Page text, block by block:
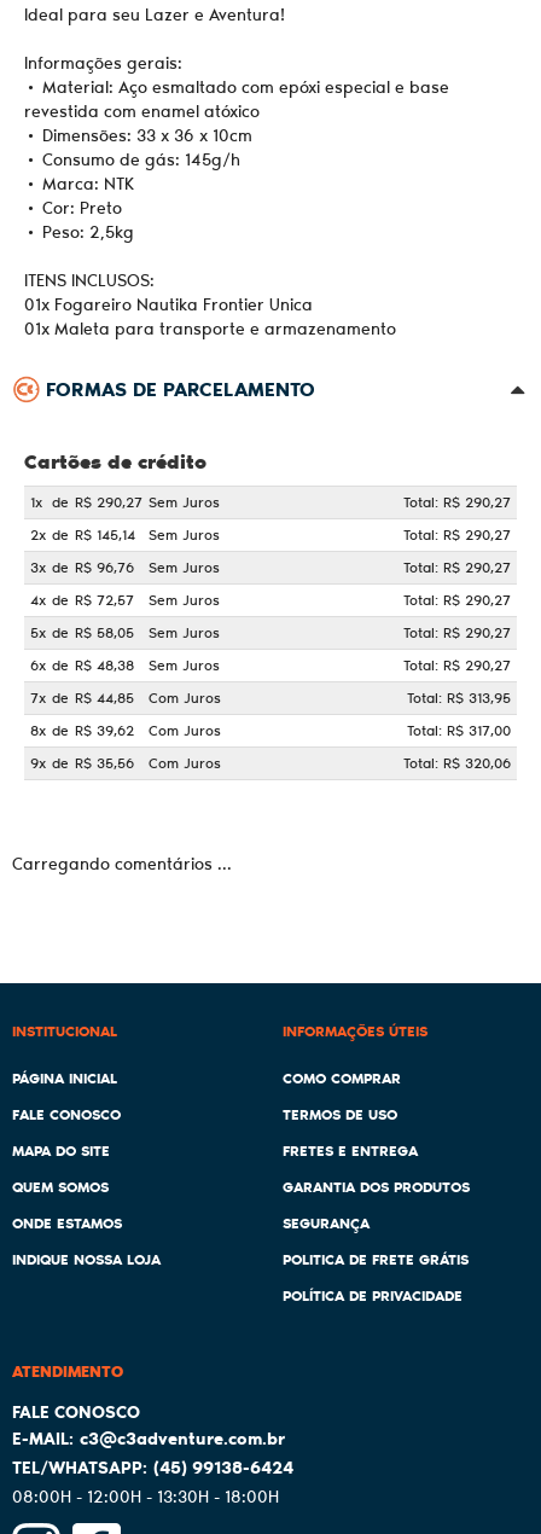
Ideal para seu Lazer e Aventura!
Informações gerais:
• Material: Aço esmaltado com epóxi especial e base
revestida com enamel atóxico
• Dimensões: 33 x 36 x 10cm
• Consumo de gás: 145g/h
• Marca: NTK
• Cor: Preto
• Peso: 2,5kg
ITENS INCLUSOS:
01x Fogareiro Nautika Frontier Unica
01x Maleta para transporte e armazenamento
FORMAS DE PARCELAMENTO
Cartões de crédito
1x de R$ 290,27 Sem Juros
Total: R$ 290,27
2x de R$ 145,14 Sem Juros
Total: R$ 290,27
3x de R$ 96,76 Sem Juros
Total: R$ 290,27
4x de R$ 72,57 Sem Juros
Total: R$ 290,27
5x de R$ 58,05 Sem Juros
Total: R$ 290,27
6x de R$ 48,38 Sem Juros
Total: R$ 290,27
7x de R$ 44,85 Com Juros
Total: R$ 313,95
8x de R$ 39,62 Com Juros
Total: R$ 317,00
9x de R$ 35,56 Com Juros Total: R$ 320,06
Carregando comentários ...
INSTITUCIONAL
PÁGINA INICIAL
FALE CONOSCO
MAPA DO SITE
QUEM SOMOS
ONDE ESTAMOS
INDIQUE NOSSA LOJA
INFORMAÇÕES ÚTEIS
COMO COMPRAR
TERMOS DE USO
FRETES E ENTREGA
GARANTIA DOS PRODUTOS
SEGURANÇA
POLITICA DE FRETE GRÁTIS
POLÍTICA DE PRIVACIDADE
ATENDIMENTO
(45)99138-6424
08:00H - 12:00H - 13:30H - 18:00H
c3@c3adventure.com.br